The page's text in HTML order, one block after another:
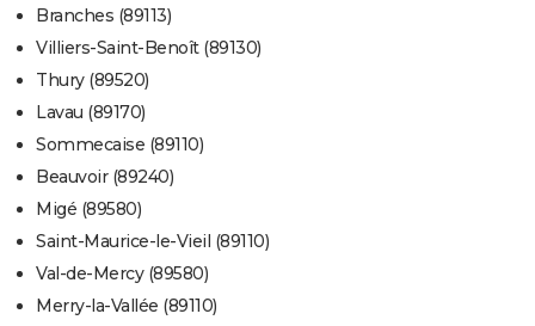
Branches (89113)
Villiers-Saint-Benoît (89130)
Thury (89520)
Lavau (89170)
Sommecaise (89110)
Beauvoir (89240)
Migé (89580)
Saint-Maurice-le-Vieil (89110)
Val-de-Mercy (89580)
Merry-la-Vallée (89110)